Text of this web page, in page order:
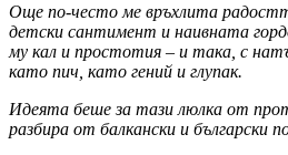
Още по-често ме връхлита
детски сантимент и наивната
му кал и простотия – и така, с
като пич, като гений и глупак.
Идеята беше за тази люлка от
разбира от балкански и български